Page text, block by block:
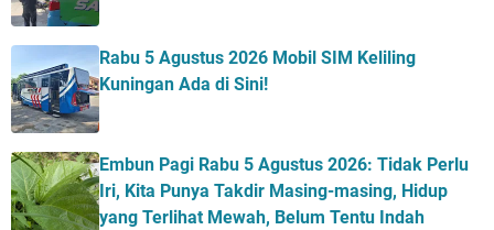
Rabu 5 Agustus 2026 Mobil SIM Keliling
Kuningan Ada di Sini!
Embun Pagi Rabu 5 Agustus 2026: Tidak Perlu
Iri, Kita Punya Takdir Masing-masing, Hidup
yang Terlihat Mewah, Belum Tentu Indah